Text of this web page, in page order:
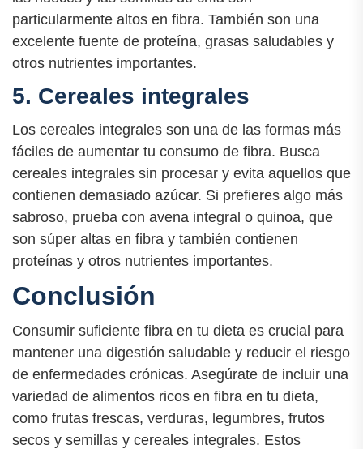
particularmente altos en fibra. También son una
excelente fuente de proteína, grasas saludables y
otros nutrientes importantes.
5. Cereales integrales
Los cereales integrales son una de las formas más
fáciles de aumentar tu consumo de fibra. Busca
cereales integrales sin procesar y evita aquellos que
contienen demasiado azúcar. Si prefieres algo más
sabroso, prueba con avena integral o quinoa, que
son súper altas en fibra y también contienen
proteínas y otros nutrientes importantes.
Conclusión
Consumir suficiente fibra en tu dieta es crucial para
mantener una digestión saludable y reducir el riesgo
de enfermedades crónicas. Asegúrate de incluir una
variedad de alimentos ricos en fibra en tu dieta,
como frutas frescas, verduras, legumbres, frutos
secos y semillas y cereales integrales. Estos